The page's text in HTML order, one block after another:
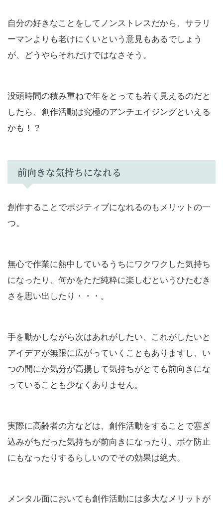
自分の好きなことをしてノンストレスだから、サラリ
ーマンよりも老けにくいという意見もあるでしょう
が、どうやらそれだけではなさそう。
没頭時間の積み重ねで年をとっても若く見えるのだと
したら、創作活動は究極のアンチエイジングといえる
かも！？
前向きな気持ちになれる
創作することでポジティブになれるのもメリットの一
つ。
無心で作業に熱中しているうちにワクワクした気持ち
になったり、何かをただ純粋に楽しむというひたむき
さを思い出したり・・・。
手を動かしながら次はあれがしたい、これがしたいと
アイデアが無限に広がっていくこともありますし、い
つの間にか気分が高揚して気持ちがとても前向きにな
っていることも少なくありません。
実際に高齢者の方などは、創作活動をすることで塞ぎ
込みがちだった気持ちが前向きになったり、ボケ防止
にもなったりするらしいのでその効果は絶大。
メンタル面においても創作活動には多大なメリットが